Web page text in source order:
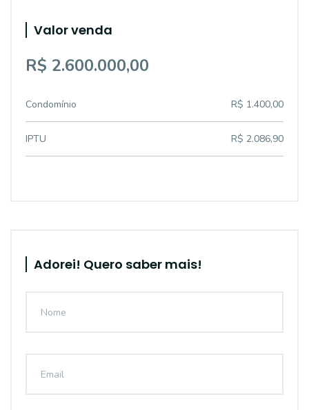
Valor venda
R$ 2.600.000,00
Condomínio R$ 1.400,00
IPTU R$ 2.086,90
Adorei! Quero saber mais!